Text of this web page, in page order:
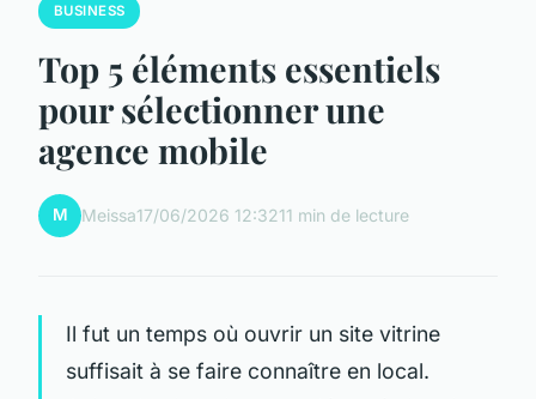
BUSINESS
Top 5 éléments essentiels
pour sélectionner une
agence mobile
M Meissa17/06/2026 12:3211 min de lecture
Il fut un temps où ouvrir un site vitrine
suffisait à se faire connaître en local.